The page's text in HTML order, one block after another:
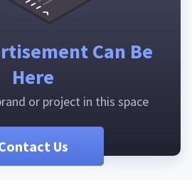
Can Be
Here
or project in this space
Us